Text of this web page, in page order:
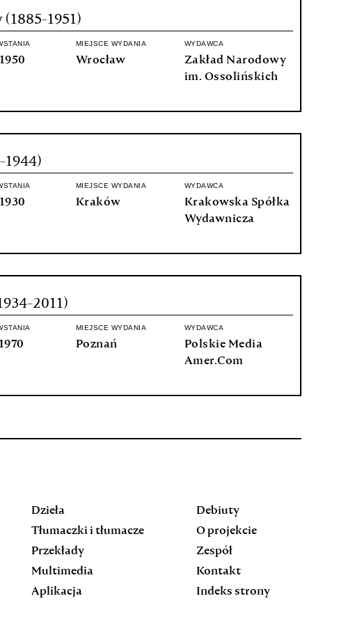
(1885-1951)
MIEJSCE WYDANIA
Wrocław
WYDAWCA
Zakład Narodowy
im. Ossolińskich
1944)
MIEJSCE WYDANIA
Kraków
WYDAWCA
Krakowska Spółka
Wydawnicza
2011)
MIEJSCE WYDANIA
Poznań
WYDAWCA
Polskie Media
Amer.Com
Dzieła
Tłumaczki i tłumacze
Przekłady
Multimedia
Aplikacja
Debiuty
O projekcie
Zespół
Kontakt
Indeks strony